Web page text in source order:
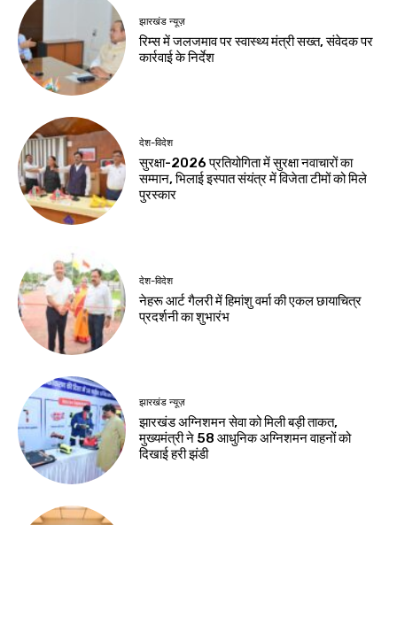
झारखंड न्यूज़
रिम्स में जलजमाव पर स्वास्थ्य मंत्री सख्त, संवेदक पर
कार्रवाई के निर्देश
देश-विदेश
सुरक्षा-2026 प्रतियोगिता में सुरक्षा नवाचारों का
सम्मान, भिलाई इस्पात संयंत्र में विजेता टीमों को मिले
पुरस्कार
देश-विदेश
नेहरू आर्ट गैलरी में हिमांशु वर्मा की एकल छायाचित्र
प्रदर्शनी का शुभारंभ
झारखंड न्यूज़
झारखंड अग्निशमन सेवा को मिली बड़ी ताकत,
मुख्यमंत्री ने 58 आधुनिक अग्निशमन वाहनों को
दिखाई हरी झंडी